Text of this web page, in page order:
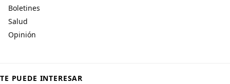
Boletines
Salud
Opinión
TE PUEDE INTERESAR